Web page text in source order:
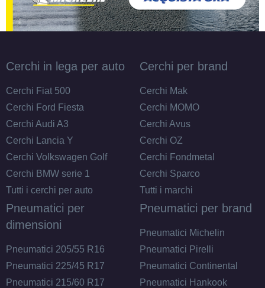
Cerchi in lega per auto
Cerchi Fiat 500
Cerchi Ford Fiesta
Cerchi Audi A3
Cerchi Lancia Y
Cerchi Volkswagen Golf
Cerchi BMW serie 1
Tutti i cerchi per auto
Cerchi per brand
Cerchi Mak
Cerchi MOMO
Cerchi Avus
Cerchi OZ
Cerchi Fondmetal
Cerchi Sparco
Tutti i marchi
Pneumatici per
dimensioni
Pneumatici 205/55 R16
Pneumatici 225/45 R17
Pneumatici 215/60 R17
Pneumatici per brand
Pneumatici Michelin
Pneumatici Pirelli
Pneumatici Continental
Pneumatici Hankook